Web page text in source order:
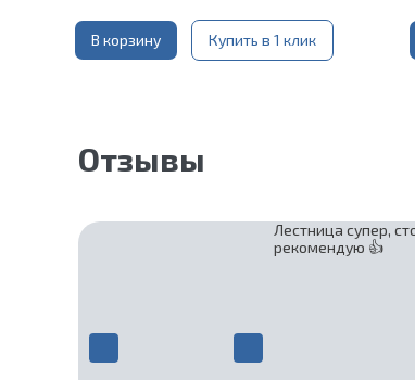
В корзину Купить в 1 клик
Отзывы
Лестница супер,
рекомендую 👍